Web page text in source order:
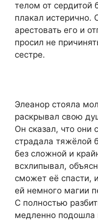
телом от
плакал истерично.
арестовать его и
просил не
сестре.
Элеанор стояла
раскрывал свою
Он сказал, что они
страдала тяжёлой
без сложной и
всхлипывал,
сможет её спасти,
ей немного магии
С полностью
медленно подошла